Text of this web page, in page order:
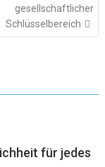
gesellschaftlicher
Schlüsselbereich
für jedes